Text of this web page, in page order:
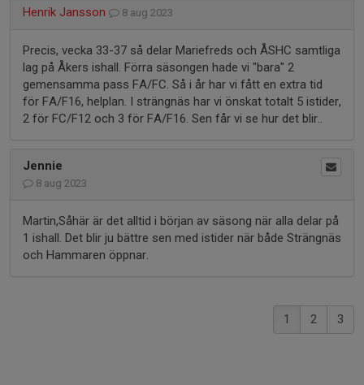
Henrik Jansson 8 aug 2023
Precis, vecka 33-37 så delar Mariefreds och ÅSHC samtliga
lag på Åkers ishall. Förra säsongen hade vi "bara" 2
gemensamma pass FA/FC. Så i år har vi fått en extra tid
för FA/F16, helplan. I strängnäs har vi önskat totalt 5 istider,
2 för FC/F12 och 3 för FA/F16. Sen får vi se hur det blir..
Jennie
8 aug 2023
Martin,Såhär är det alltid i början av säsong när alla delar på
1 ishall. Det blir ju bättre sen med istider när både Strängnäs
och Hammaren öppnar.
1 2 3